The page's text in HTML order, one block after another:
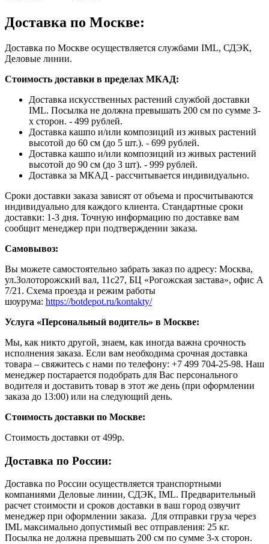
Доставка по Москве:
Доставка по Москве осуществляется службами IML, СДЭК,
Деловые линии.
Стоимость доставки в пределах МКАД:
Доставка искусственных растений службой доставки
IML. Посылка не должна превышать 200 см по сумме 3-
х сторон. - 499 рублей.
Доставка кашпо и/или композиций из живых растений
высотой до 60 см (до 5 шт.). - 699 рублей.
Доставка кашпо и/или композиций из живых растений
высотой до 90 см (до 3 шт). - 999 рублей.
Доставка за МКАД - рассчитывается индивидуально.
Сроки доставки заказа зависят от объема и просчитываются
индивидуально для каждого клиента. Стандартные сроки
доставки: 1-3 дня. Точную информацию по доставке вам
сообщит менеджер при подтверждении заказа.
Самовывоз:
Вы можете самостоятельно забрать заказ по адресу: Москва,
ул.Золоторожский вал, 11с27, БЦ «Рогожская застава», офис А
7/21. Схема проезда и режим работы
шоурума: https://botdepot.ru/kontakty/
Услуга «Персональный водитель» в Москве:
Мы, как никто другой, знаем, как иногда важна срочность
исполнения заказа. Если вам необходима срочная доставка
товара – свяжитесь с нами по телефону: +7 499 704-25-98. Наш
менеджер постарается подобрать для Вас персонального
водителя и доставить товар в этот же день (при оформлении
заказа до 13:00) или на следующий день.
Стоимость доставки по Москве:
Cтоимость доставки от 499р.
Доставка по России:
Доставка по России осуществляется транспортными
компаниями Деловые линии, СДЭК, IML. Предварительный
расчет стоимости и сроков доставки в ваш город озвучит
менеджер при оформлении заказа. Для отправки груза через
IML максимально допустимый вес отправления: 25 кг.
Посылка не должна превышать 200 см по сумме 3-х сторон.